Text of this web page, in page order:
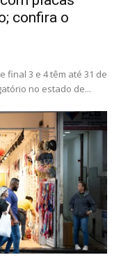
confira o
final 3 e 4 têm até 31 de
no estado de...